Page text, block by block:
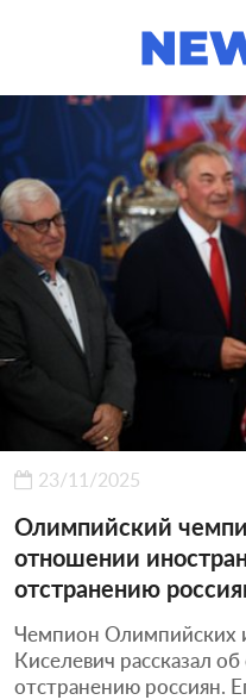
23/11/2025
Олимпийский
отношении
отстранению
Чемпион Олимпийских
Киселевич рассказал
отстранению россиян.